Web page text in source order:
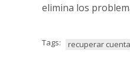
elimina los
Tags: recuperar